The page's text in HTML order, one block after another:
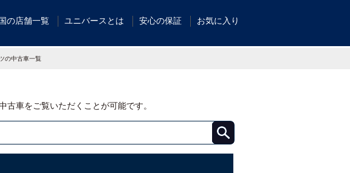
の店舗一覧 ユニバースとは 安心の保証 お気に入り
の中古車一覧
車をご覧いただくことが可能です。